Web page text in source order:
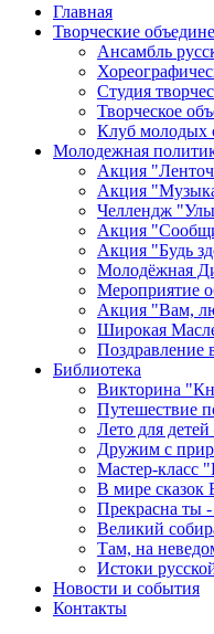
Главная
Творческие
Ансамбль
Студия
Творческое
Клуб молодых
Молодежная
Акция
Акция
Челлендж
Акция
Акция "Будь
Молодёжная
Мероприятие
Акция "Вам,
Широкая
Поздравление
Библиотека
Викторина
Путешествие
Лето для
Дружим с
Мастер-класс
В мире сказок
Прекрасна ты
Великий
Там, на
Истоки
Новости и события
Контакты